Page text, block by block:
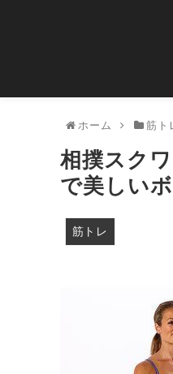
ホーム 筋ト
相撲スク
で美しい
筋トレ